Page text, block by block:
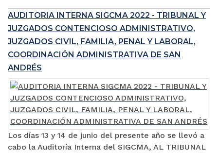
AUDITORIA INTERNA SIGCMA 2022 - TRIBUNAL Y
JUZGADOS CONTENCIOSO ADMINISTRATIVO,
JUZGADOS CIVIL, FAMILIA, PENAL Y LABORAL,
COORDINACIÓN ADMINISTRATIVA DE SAN
ANDRÉS
Los días 13 y 14 de junio del presente año se llevó a
cabo la Auditoría Interna del SIGCMA, AL TRIBUNAL